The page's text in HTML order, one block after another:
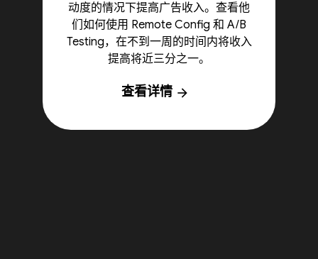
动度的情况下提高广告收入。查看他
们如何使用 Remote Config 和 A/B
Testing，在不到一周的时间内将收入
提高将近三分之一。
查看详情 arrow_forward